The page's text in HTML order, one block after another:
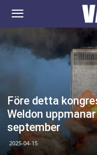
VAKEN.se
Före detta
Weldon
september
2025-04-15